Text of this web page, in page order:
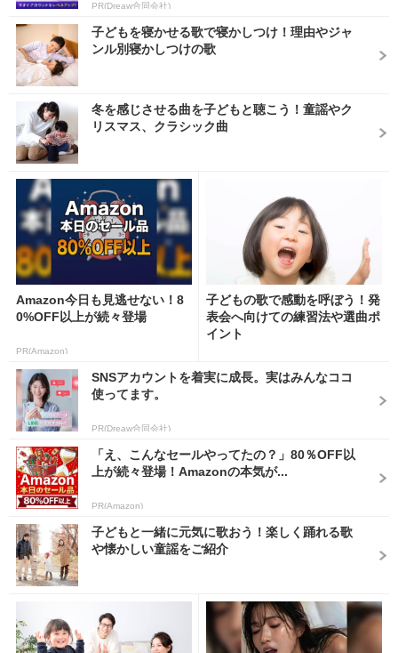
PR(Dreaw合同会社)
子どもを寝かせる歌で寝かしつけ！理由やジャ
ンル別寝かしつけの歌
冬を感じさせる曲を子どもと聴こう！童謡やク
リスマス、クラシック曲
Amazon今日も見逃せない！8
0%OFF以上が続々登場
PR(Amazon)
子どもの歌で感動を呼ぼう！発
表会へ向けての練習法や選曲ポ
イント
SNSアカウントを着実に成長。実はみんなココ
使ってます。
PR(Dreaw合同会社)
「え、こんなセールやってたの？」80％OFF以
上が続々登場！Amazonの本気が...
PR(Amazon)
子どもと一緒に元気に歌おう！楽しく踊れる歌
や懐かしい童謡をご紹介